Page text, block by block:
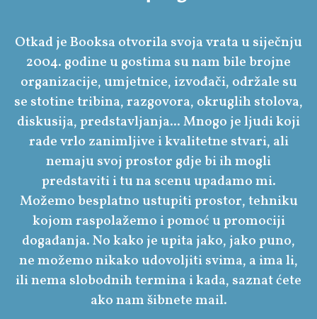
Otkad je Booksa otvorila svoja vrata u siječnju
2004. godine u gostima su nam bile brojne
organizacije, umjetnice, izvođači, održale su
se stotine tribina, razgovora, okruglih stolova,
diskusija, predstavljanja... Mnogo je ljudi koji
rade vrlo zanimljive i kvalitetne stvari, ali
nemaju svoj prostor gdje bi ih mogli
predstaviti i tu na scenu upadamo mi.
Možemo besplatno ustupiti prostor, tehniku
kojom raspolažemo i pomoć u promociji
događanja. No kako je upita jako, jako puno,
ne možemo nikako udovoljiti svima, a ima li,
ili nema slobodnih termina i kada, saznat ćete
ako nam šibnete mail.